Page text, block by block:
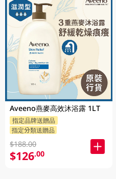
Aveeno燕麥高效沐浴露 1LT
指定品牌送贈品
指定分類送贈品
$188.00
$126.00